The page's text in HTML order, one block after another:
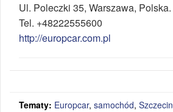
Ul. Poleczki 35, Warszawa, Polska.
Tel. +48222555600
http://europcar.com.pl
Tematy: Europcar, samochód, Szczecin